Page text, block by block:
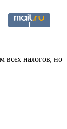
всех налогов, но